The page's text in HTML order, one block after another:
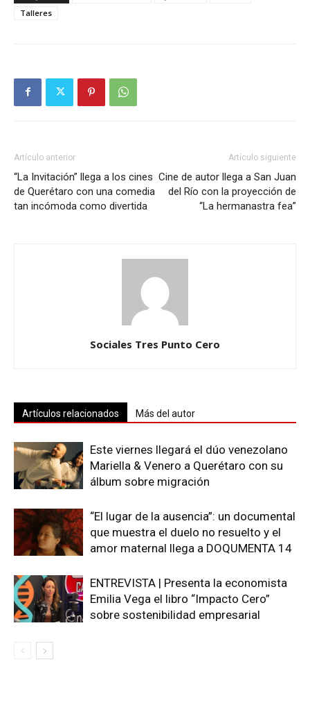
Talleres
Artículo anterior
“La Invitación” llega a los cines
de Querétaro con una comedia
tan incómoda como divertida
Artículo siguiente
Cine de autor llega a San Juan
del Río con la proyección de
“La hermanastra fea”
Sociales Tres Punto Cero
Artículos relacionados Más del autor
Este viernes llegará el dúo venezolano
Mariella & Venero a Querétaro con su
álbum sobre migración
“El lugar de la ausencia”: un documental
que muestra el duelo no resuelto y el
amor maternal llega a DOQUMENTA 14
ENTREVISTA | Presenta la economista
Emilia Vega el libro “Impacto Cero”
sobre sostenibilidad empresarial